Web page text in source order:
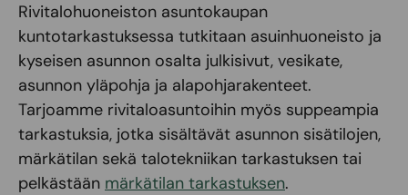
Rivitalohuoneiston asuntokaupan
kuntotarkastuksessa tutkitaan asuinhuoneisto ja
kyseisen asunnon osalta julkisivut, vesikate,
asunnon yläpohja ja alapohjarakenteet.
Tarjoamme rivitaloasuntoihin myös suppeampia
tarkastuksia, jotka sisältävät asunnon sisätilojen,
märkätilan sekä talotekniikan tarkastuksen tai
pelkästään märkätilan tarkastuksen.